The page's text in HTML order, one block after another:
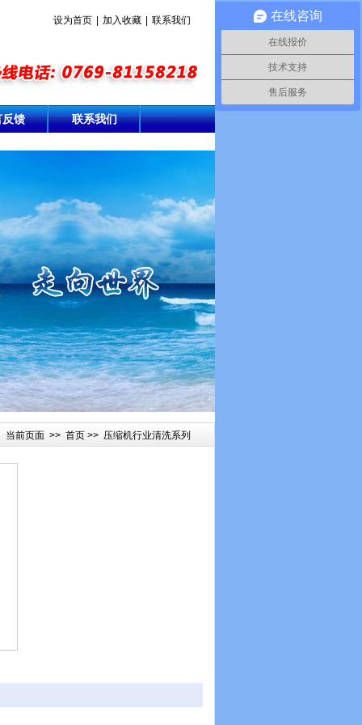
设为首页 加入收藏 联系我们
反馈 联系我们
当前页面 >> 首页 >> 压缩机行业清洗系列
在线咨询
在线报价
技术支持
售后服务